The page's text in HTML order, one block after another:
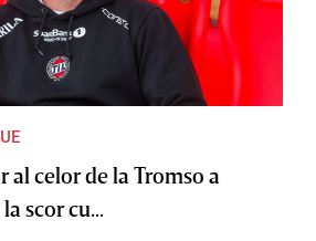
al celor de la Tromso a
scor cu...